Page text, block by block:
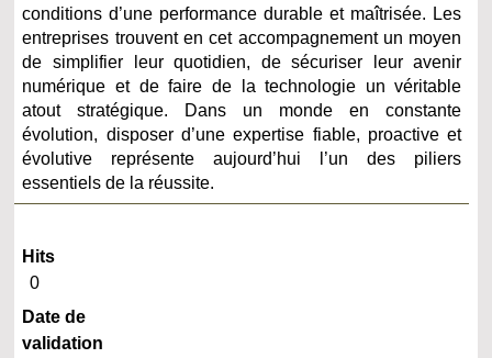
conditions d’une performance durable et maîtrisée. Les
entreprises trouvent en cet accompagnement un moyen
de simplifier leur quotidien, de sécuriser leur avenir
numérique et de faire de la technologie un véritable
atout stratégique. Dans un monde en constante
évolution, disposer d’une expertise fiable, proactive et
évolutive représente aujourd’hui l’un des piliers
essentiels de la réussite.
Hits
0
Date de
validation